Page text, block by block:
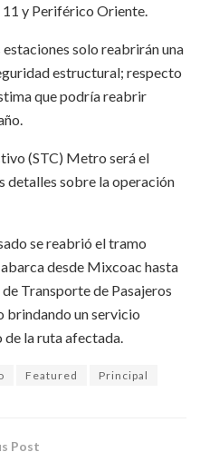
y Periférico Oriente.
estaciones solo reabrirán una
estructural; respecto
que podría reabrir
(STC) Metro será el
detalles sobre la operación
se reabrió el tramo
desde Mixcoac hasta
Transporte de Pasajeros
brindando un servicio
la ruta afectada.
Featured Principal
Post